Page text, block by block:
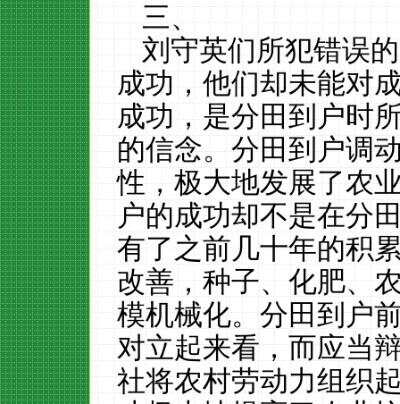
三、
刘守英们所犯错误
成功，他们却未能对
成功，是分田到户时
的信念。分田到户调
性，极大地发展了农
户的成功却不是在分
有了之前几十年的积
改善，种子、化肥、
模机械化。分田到户
对立起来看，而应当
社将农村劳动力组织